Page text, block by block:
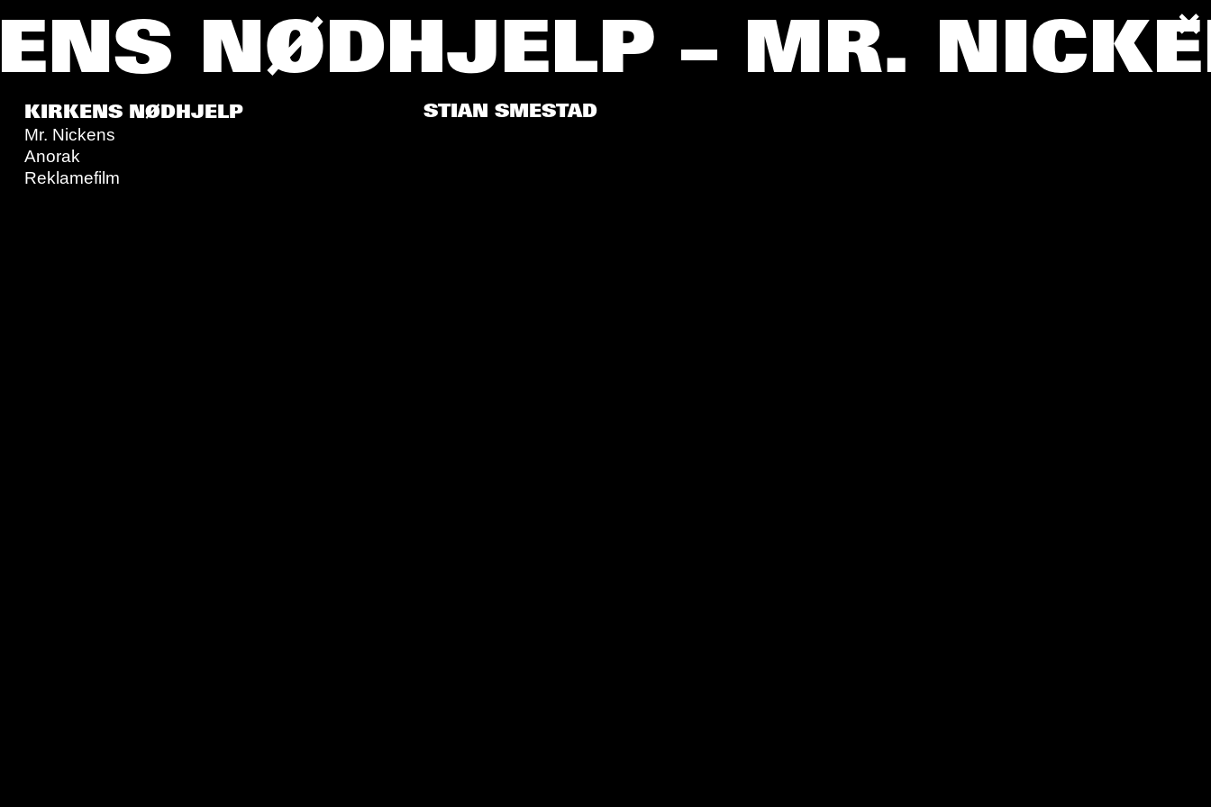
NØDHJELP – MR.
KIRKENS NØDHJELP
Mr. Nickens
Anorak
Reklamefilm
STIAN SMESTAD